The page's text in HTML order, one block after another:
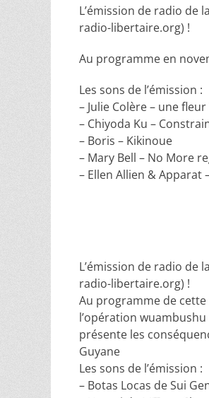
L’émission de radio de
radio-libertaire.org) !
Au programme en
Les sons de l’émission :
– Julie Colère – une
– Chiyoda Ku –
– Boris – Kikinoue
– Mary Bell – No More
– Ellen Allien & Apparat
L’émission de radio de
radio-libertaire.org) !
Au programme de
l’opération
présente les
Guyane
Les sons de l’émission :
– Botas Locas de Sui